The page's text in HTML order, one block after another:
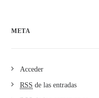
META
Acceder
RSS de las entradas